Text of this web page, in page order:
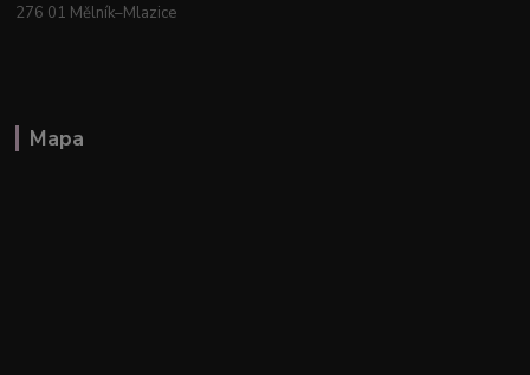
276 01 Mělník–Mlazice
Mapa